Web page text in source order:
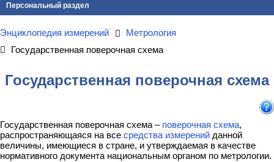
Персональный раздел
Энциклопедия измерений
Метрология
Государственная поверочная схема
Государственная поверочная схема
Государственная поверочная схема – поверочная схема,
распространяющаяся на все средства измерений данной
величины, имеющиеся в стране, и утверждаемая в качестве
нормативного документа национальным органом по метрологии.